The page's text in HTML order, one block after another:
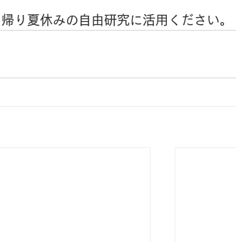
り夏休みの自由研究に活用ください。